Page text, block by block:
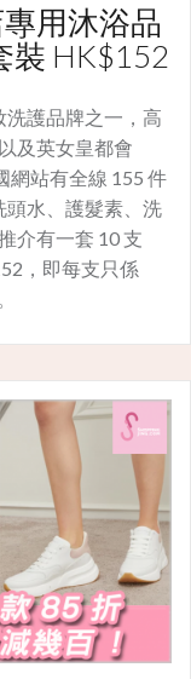
用沐浴品
裝 HK$152
護品牌之一，高
及英女皇都會
網站有全線 155 件
頭水、護髮素、洗
介有一套 10 支
，即每支只係